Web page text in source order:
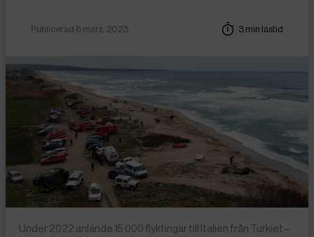
Publicerad 8 mars, 2023 3 min lästid
Under 2022 anlände 15 000 flyktingar till Italien från Turkiet –